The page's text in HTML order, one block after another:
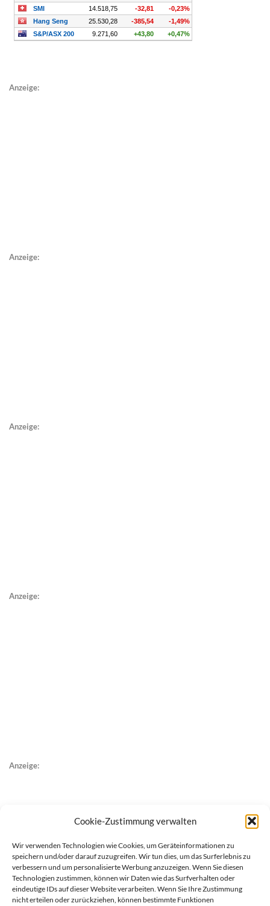
Cookie-Zustimmung verwalten
Wir verwenden Technologien wie Cookies, um Geräteinformationen zu
speichern und/oder darauf zuzugreifen. Wir tun dies, um das Surferlebnis zu
verbessern und um personalisierte Werbung anzuzeigen. Wenn Sie diesen
Technologien zustimmen, können wir Daten wie das Surfverhalten oder
eindeutige IDs auf dieser Website verarbeiten. Wenn Sie Ihre Zustimmung
nicht erteilen oder zurückziehen, können bestimmte Funktionen
Anzeige:
Anzeige:
Anzeige:
Anzeige:
Anzeige: